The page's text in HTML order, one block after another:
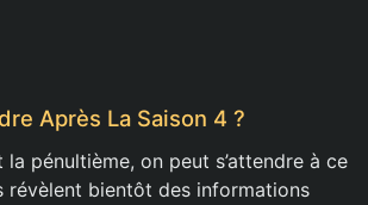
Après La Saison 4 ?
la pénultième, on peut s’attendre à ce
révèlent bientôt des informations